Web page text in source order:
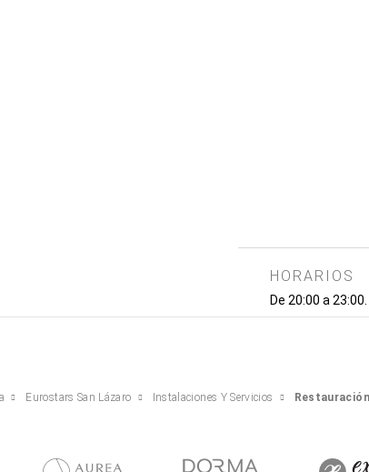
HORARIOS
De 20:00 a
Eurostars San Lázaro Instalaciones Y Servicios Restauración